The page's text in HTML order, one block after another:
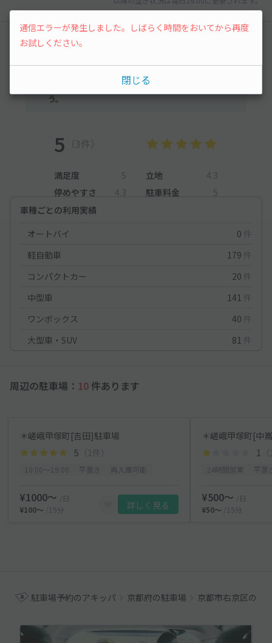
レビュー
まだレビューがありません。他のユーザーの方の
ために、利用後にレビューを投稿してみましょ
う。
5 （3件）
満足度 5 立地
4.3
停めやすさ
4.3 駐車料金
5
車種ごとの利用実績
オートバイ
0 件
軽自動車
179 件
コンパクトカー
20 件
中型車
141 件
ワンボックス
40 件
大型車・SUV
81 件
周辺の駐車場： 10 件あります
＊嵯峨甲塚町[吉田]駐車場
5 （1件）
¥1000〜
/日
¥100〜
/15分 詳しく見る
＊嵯峨甲塚町[中
1
¥500〜
/日
¥50〜
/15分
駐車場予約のアキッパ 京都府の駐車場 京都市右京区の駐
通信エラーが発生しました。しばらく時間をおいてから再度
お試しください。
閉じる